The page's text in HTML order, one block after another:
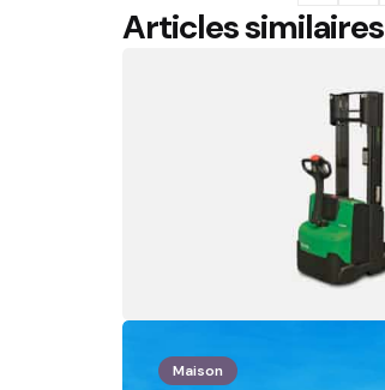
Articles similaires
Maison